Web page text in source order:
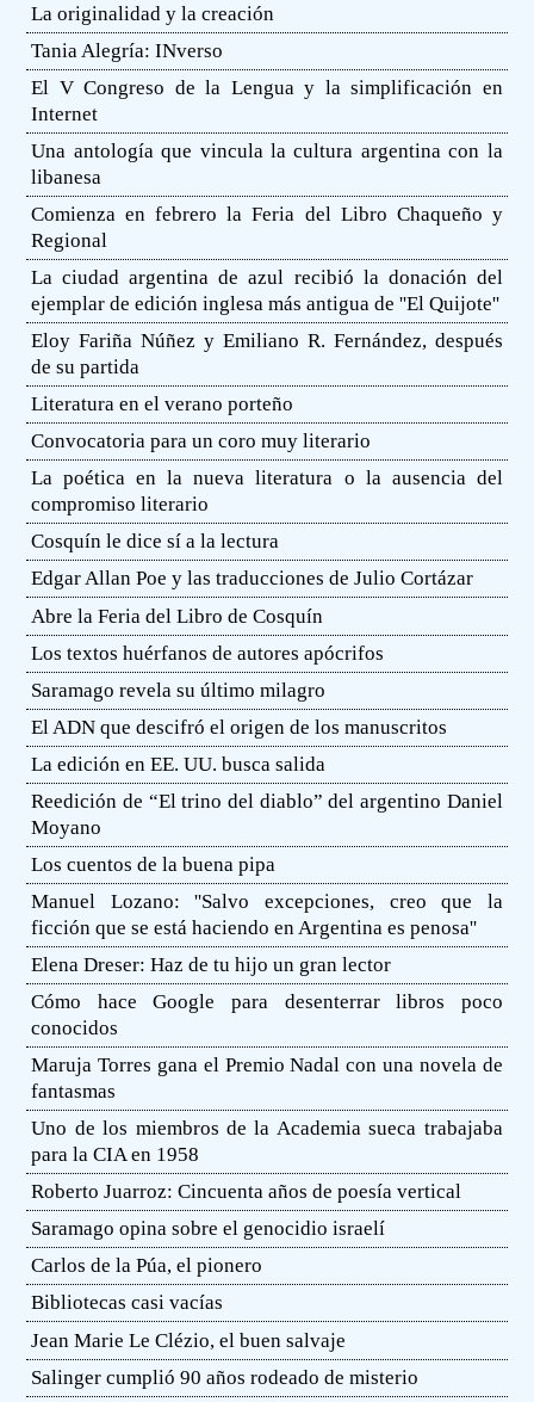
La originalidad y la creación
Tania Alegría: INverso
El V Congreso de la Lengua y la simplificación en
Internet
Una antología que vincula la cultura argentina con la
libanesa
Comienza en febrero la Feria del Libro Chaqueño y
Regional
La ciudad argentina de azul recibió la donación del
ejemplar de edición inglesa más antigua de ''El Quijote''
Eloy Fariña Núñez y Emiliano R. Fernández, después
de su partida
Literatura en el verano porteño
Convocatoria para un coro muy literario
La poética en la nueva literatura o la ausencia del
compromiso literario
Cosquín le dice sí a la lectura
Edgar Allan Poe y las traducciones de Julio Cortázar
Abre la Feria del Libro de Cosquín
Los textos huérfanos de autores apócrifos
Saramago revela su último milagro
El ADN que descifró el origen de los manuscritos
La edición en EE. UU. busca salida
Reedición de “El trino del diablo” del argentino Daniel
Moyano
Los cuentos de la buena pipa
Manuel Lozano: ''Salvo excepciones, creo que la
ficción que se está haciendo en Argentina es penosa''
Elena Dreser: Haz de tu hijo un gran lector
Cómo hace Google para desenterrar libros poco
conocidos
Maruja Torres gana el Premio Nadal con una novela de
fantasmas
Uno de los miembros de la Academia sueca trabajaba
para la CIA en 1958
Roberto Juarroz: Cincuenta años de poesía vertical
Saramago opina sobre el genocidio israelí
Carlos de la Púa, el pionero
Bibliotecas casi vacías
Jean Marie Le Clézio, el buen salvaje
Salinger cumplió 90 años rodeado de misterio